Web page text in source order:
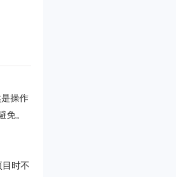
操作
免。
时不